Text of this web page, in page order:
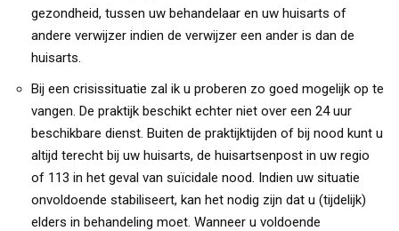
gezondheid, tussen uw behandelaar en uw huisarts of
andere verwijzer indien de verwijzer een ander is dan de
huisarts.
Bij een crisissituatie zal ik u proberen zo goed mogelijk op te
vangen. De praktijk beschikt echter niet over een 24 uur
beschikbare dienst. Buiten de praktijktijden of bij nood kunt u
altijd terecht bij uw huisarts, de huisartsenpost in uw regio
of 113 in het geval van suïcidale nood. Indien uw situatie
onvoldoende stabiliseert, kan het nodig zijn dat u (tijdelijk)
elders in behandeling moet. Wanneer u voldoende